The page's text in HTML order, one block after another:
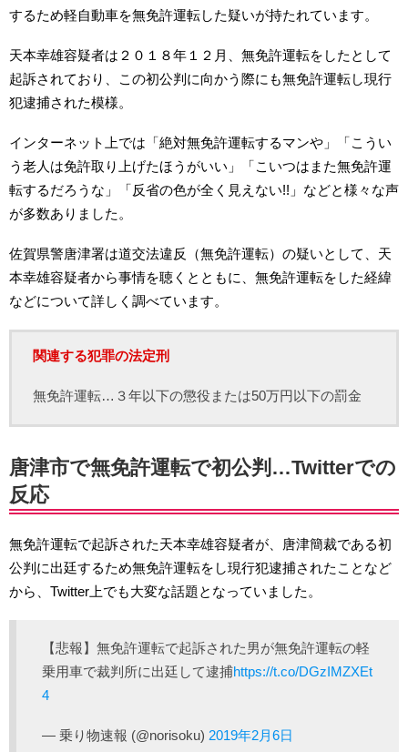
するため軽自動車を無免許運転した疑いが持たれています。
天本幸雄容疑者は２０１８年１２月、無免許運転をしたとして
起訴されており、この初公判に向かう際にも無免許運転し現行
犯逮捕された模様。
インターネット上では「絶対無免許運転するマンや」「こうい
う老人は免許取り上げたほうがいい」「こいつはまた無免許運
転するだろうな」「反省の色が全く見えない!!」などと様々な声
が多数ありました。
佐賀県警唐津署は道交法違反（無免許運転）の疑いとして、天
本幸雄容疑者から事情を聴くとともに、無免許運転をした経緯
などについて詳しく調べています。
関連する犯罪の法定刑
無免許運転…３年以下の懲役または50万円以下の罰金
唐津市で無免許運転で初公判…Twitterでの
反応
無免許運転で起訴された天本幸雄容疑者が、唐津簡裁である初
公判に出廷するため無免許運転をし現行犯逮捕されたことなど
から、Twitter上でも大変な話題となっていました。
【悲報】無免許運転で起訴された男が無免許運転の軽
乗用車で裁判所に出廷して逮捕https://t.co/DGzIMZXEt
4
— 乗り物速報 (@norisoku) 2019年2月6日